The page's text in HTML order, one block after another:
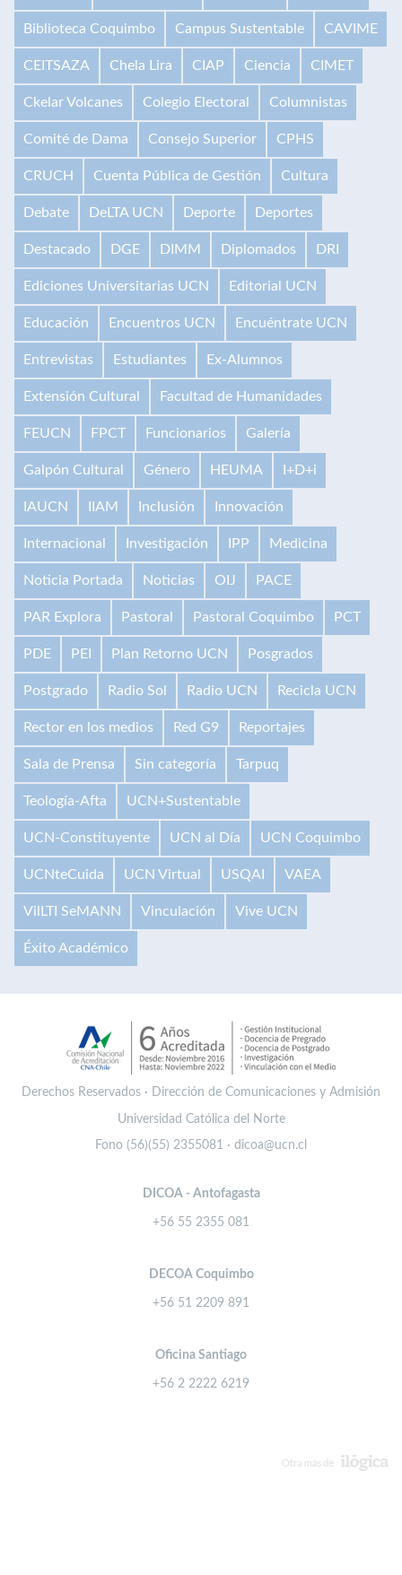
Biblioteca Coquimbo Campus Sustentable CAVIME
CEITSAZA Chela Lira CIAP Ciencia CIMET
Ckelar Volcanes Colegio Electoral Columnistas
Comité de Dama Consejo Superior CPHS
CRUCH Cuenta Pública de Gestión Cultura
Debate DeLTA UCN Deporte Deportes
Destacado DGE DIMM Diplomados DRI
Ediciones Universitarias UCN Editorial UCN
Educación Encuentros UCN Encuéntrate UCN
Entrevistas Estudiantes Ex-Alumnos
Extensión Cultural Facultad de Humanidades
FEUCN FPCT Funcionarios Galería
Galpón Cultural Género HEUMA I+D+i
IAUCN IIAM Inclusión Innovación
Internacional Investigación IPP Medicina
Noticia Portada Noticias OIJ PACE
PAR Explora Pastoral Pastoral Coquimbo PCT
PDE PEI Plan Retorno UCN Posgrados
Postgrado Radio Sol Radio UCN Recicla UCN
Rector en los medios Red G9 Reportajes
Sala de Prensa Sin categoría Tarpuq
Teología-Afta UCN+Sustentable
UCN-Constituyente UCN al Día UCN Coquimbo
UCNteCuida UCN Virtual USQAI VAEA
VilLTI SeMANN Vinculación Vive UCN
Éxito Académico
Derechos Reservados · Dirección de Comunicaciones y Admisión
Universidad Católica del Norte
Fono (56)(55) 2355081 · dicoa@ucn.cl
DICOA - Antofagasta
+56 55 2355 081
DECOA Coquimbo
+56 51 2209 891
Oficina Santiago
+56 2 2222 6219